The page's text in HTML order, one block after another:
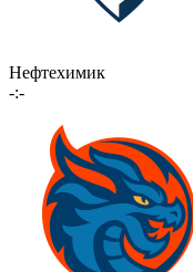
Нефтехимик
-:-